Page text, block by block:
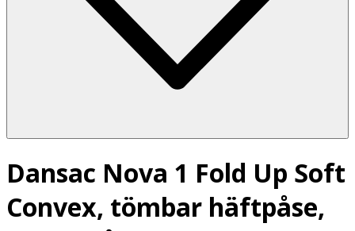
Dansac Nova 1 Fold Up Soft
Convex, tömbar häftpåse,